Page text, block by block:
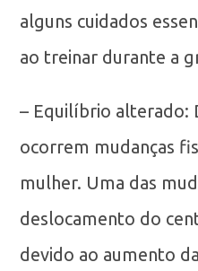
alguns cuidados
ao treinar durante a
– Equilíbrio alterado:
ocorrem mudanças
mulher. Uma das
deslocamento do
devido ao aumento